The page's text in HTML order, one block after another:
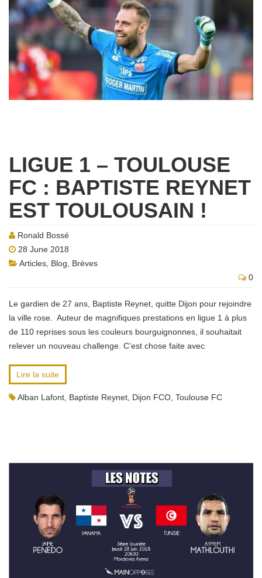
LIGUE 1 – TOULOUSE
FC : BAPTISTE REYNET
EST TOULOUSAIN !
Ronald Bossé
28 June 2018
Articles Blog
Brèves
0
Le gardien de 27 ans, Baptiste Reynet, quitte Dijon pour rejoindre
la ville rose. Auteur de magnifiques prestations en ligue 1 à plus
de 110 reprises sous les couleurs bourguignonnes, il souhaitait
relever un nouveau challenge. C’est chose faite avec
Lire la suite
Alban Lafont Baptiste Reynet Dijon FCO Toulouse FC